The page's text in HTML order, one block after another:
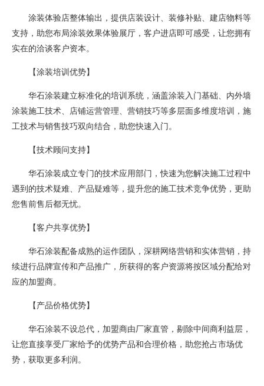
涂装体验店整体输出，提供店装设计、装修补贴、建店物料等
支持，助您布局涂装效果体验展厅，客户进店即可感受，让您拥有
实在的洽谈客户资本。
【涂装培训优势】
华石涂装建立标准化的培训系统，涵盖涂装入门基础、内外墙
涂装施工技术、店铺运营管理、营销技巧等多层面多维度培训，施
工技术与销售技巧双向结合，助您快速入门。
【技术顾问支持】
华石涂装成立专门的技术应用部门，快速为您解决施工过程中
遇到的技术疑难、产品疑难等，提升您的施工技术竞争优势，更助
您售前售后都无忧。
【客户共享优势】
华石涂装配备成熟的运作团队，深耕网络营销和实体营销，持
续进行品牌宣传和产品推广，所获得的客户资源将按区域分配给对
应的加盟商。
【产品价格优势】
华石涂装不设总代，加盟商由厂家直管，剔除中间商利益层，
让您直接享受厂家给予的优势产品和合理价格，助您抢占市场优
势，获取更多利润。